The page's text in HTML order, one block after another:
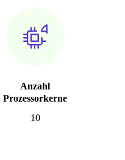
Anzahl
Prozessorkerne
10